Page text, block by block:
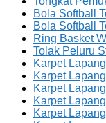
Bola Softball
Bola Softball
Ring Basket
Tolak Peluru
Karpet
Karpet
Karpet
Karpet
Karpet